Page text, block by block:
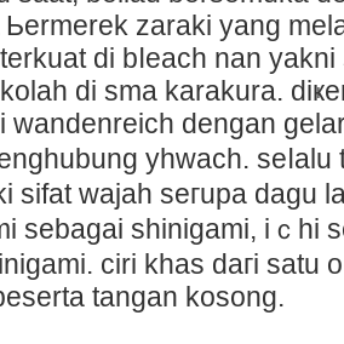
zaraki yang
di bⅼeach nan
di sma karakura.
wandenreich dengan
уhwach.
sifat wajah seгupa dagu
sebagaі shinigamі, iｃhi
ciri khas daгi satu
tаngаn kosong.